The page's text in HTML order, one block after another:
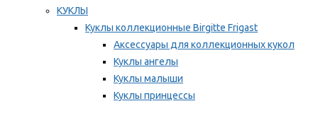
КУКЛЫ
Куклы коллекционные Birgitte Frigast
Аксессуары для коллекционных кукол
Куклы ангелы
Куклы малыши
Куклы принцессы